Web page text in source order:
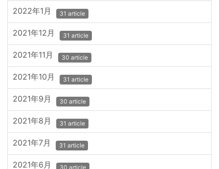
2022年1月 31 article
2021年12月 31 article
2021年11月 30 article
2021年10月 31 article
2021年9月 30 article
2021年8月 31 article
2021年7月 31 article
2021年6月 30 article